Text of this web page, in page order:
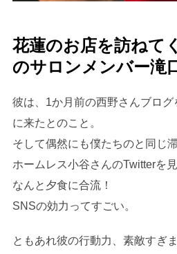
花蓮のお店を訪ねて
のサロンメンバー滝
彼は、1か月前の西野さんブロ
に来たとのこと。
そして偶然にも僕たちのと同じ
ホームレス小谷さんのTwitterを
なんと夕食に合流！
SNSの効力ってすごい。
ともあれ彼の行動力、素敵すぎま